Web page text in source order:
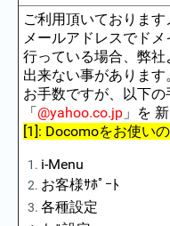
ご利用頂いておりま
メールアドレスでド
行っている場合、弊
出来ない事があります
お手数ですが、以下
「@yahoo.co.jp 」を
[1]: Docomoをお使い
i-Menu
お客様ｻﾎﾟｰﾄ
各種設定